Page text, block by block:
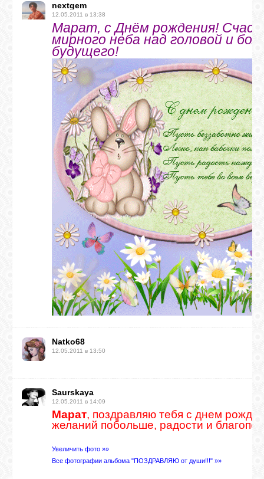
nextgem
12.05.2011 в 13:38
Марат, с Днём рождения!
мирного неба над головой и
будущего!
Natko68
12.05.2011 в 13:50
Saurskaya
12.05.2011 в 14:09
Марат, поздравляю тебя с днем
желаний побольше, радости и
Увеличить фото »»
Все фотографии альбома "ПОЗДРАВЛЯЮ от души!!!" »»